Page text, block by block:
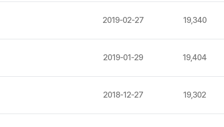
2019-02-27 19,340
2019-01-29 19,404
2018-12-27 19,302